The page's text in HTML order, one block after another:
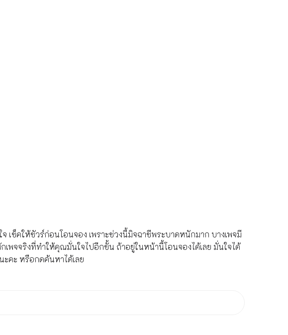
เช็คให้ชัวร์ก่อนโอนจอง เพราะช่วงนี้มิจฉาชีพระบาดหนักมาก บางเพจมี
เพจจริงที่ทำให้คุณมั่นใจไปอีกขั้น ถ้าอยู่ในหน้านี้โอนจองได้เลย มั่นใจได้
ะคะ หรือกดค้นหาได้เลย